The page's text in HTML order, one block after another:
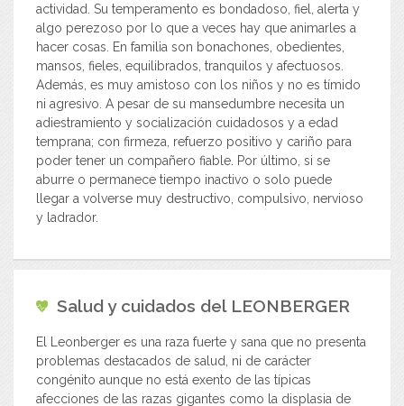
actividad. Su temperamento es bondadoso, fiel, alerta y
algo perezoso por lo que a veces hay que animarles a
hacer cosas. En familia son bonachones, obedientes,
mansos, fieles, equilibrados, tranquilos y afectuosos.
Además, es muy amistoso con los niños y no es tímido
ni agresivo. A pesar de su mansedumbre necesita un
adiestramiento y socialización cuidadosos y a edad
temprana; con firmeza, refuerzo positivo y cariño para
poder tener un compañero fiable. Por último, si se
aburre o permanece tiempo inactivo o solo puede
llegar a volverse muy destructivo, compulsivo, nervioso
y ladrador.
Salud y cuidados del LEONBERGER
El Leonberger es una raza fuerte y sana que no presenta
problemas destacados de salud, ni de carácter
congénito aunque no está exento de las típicas
afecciones de las razas gigantes como la displasia de